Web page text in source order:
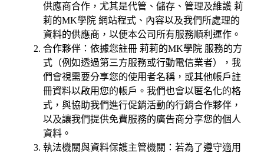
供應商合作，尤其是代管、儲存、管理及維護 莉
莉的MK學院 網站程式、內容以及我們所處理的
資料的供應商，以便本公司所有服務順利運作。
合作夥伴：依據您註冊 莉莉的MK學院 服務的方
式（例如透過第三方服務或行動電信業者），我
們會視需要分享您的使用者名稱，或其他帳戶註
冊資料以啟用您的帳戶。我們也會以匿名化的格
式，與協助我們進行促銷活動的行銷合作夥伴，
以及讓我們提供免費服務的廣告商分享您的個人
資料。
執法機關與資料保護主管機關：若為了遵守適用